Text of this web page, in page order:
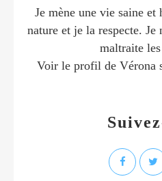
Je mène une vie saine et
nature et je la respecte. Je
maltraite
Voir le profil de Vérona